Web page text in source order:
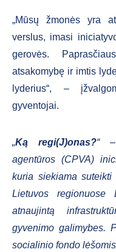
„Mūsų žmonės yra
verslus, imasi
gerovės.
atsakomybę ir imtis
lyderius“, –
gyventojai.
„Ką regi(J)onas?“ –
agentūros (CPVA)
kuria siekiama
Lietuvos
atnaujintą
gyvenimo galimybes.
socialinio fondo